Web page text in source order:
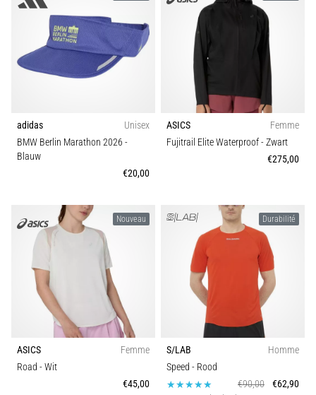
adidas
Unisex
BMW Berlin Marathon 2026 -
Blauw
€20,00
ASICS
Femme
Fujitrail Elite Waterproof- Zwart
€275,00
Nouveau
ASICS
Femme
Road - Wit
€45,00
Durabilité
S/LAB
Homme
Speed - Rood
€90,00
€62,90